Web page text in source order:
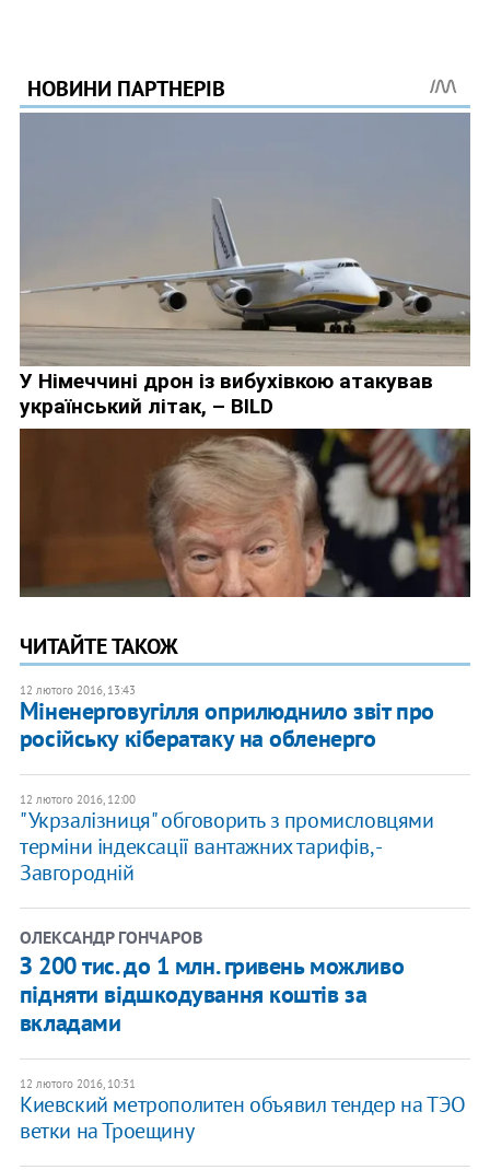
ЧИТАЙТЕ ТАКОЖ
12 лютого 2016, 13:43
Міненерговугілля оприлюднило звіт про
російську кібератаку на обленерго
12 лютого 2016, 12:00
"Укрзалізниця" обговорить з промисловцями
терміни індексації вантажних тарифів, -
Завгородній
ОЛЕКСАНДР ГОНЧАРОВ
З 200 тис. до 1 млн. гривень можливо
підняти відшкодування коштів за
вкладами
12 лютого 2016, 10:31
Киевский метрополитен объявил тендер на ТЭО
ветки на Троещину